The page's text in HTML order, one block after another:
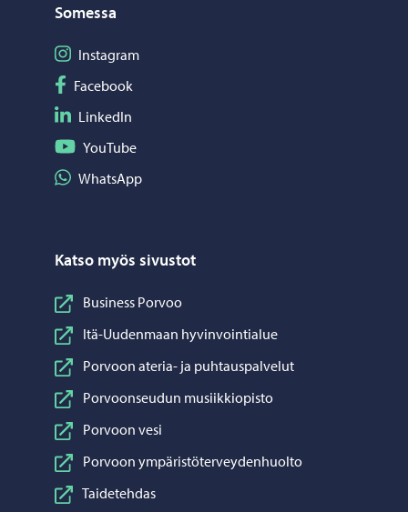
Somessa
Seuraa Instagram
Instagram
Seuraa Facebook
Facebook
Seuraa LinkedIn
LinkedIn
Seuraa YouTube
YouTube
Jaa WhatsApp
WhatsApp
Katso myös sivustot
Business Porvoo
Itä-Uudenmaan hyvinvointialue
Porvoon ateria- ja puhtauspalvelut
Porvoonseudun musiikkiopisto
Porvoon vesi
Porvoon ympäristöterveydenhuolto
Taidetehdas